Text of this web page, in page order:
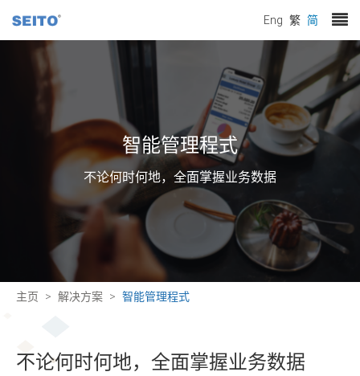
Eng 繁 简
智能管理程式
不论何时何地，全面掌握业务数据
主页 解决方案 智能管理程式
不论何时何地，全面掌握业务数据